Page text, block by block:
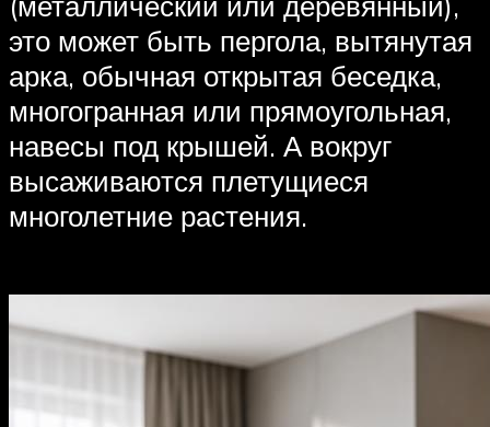
это может быть пергола, вытянутая
арка, обычная открытая беседка,
многогранная или прямоугольная,
навесы под крышей. А вокруг
высаживаются плетущиеся
многолетние растения.